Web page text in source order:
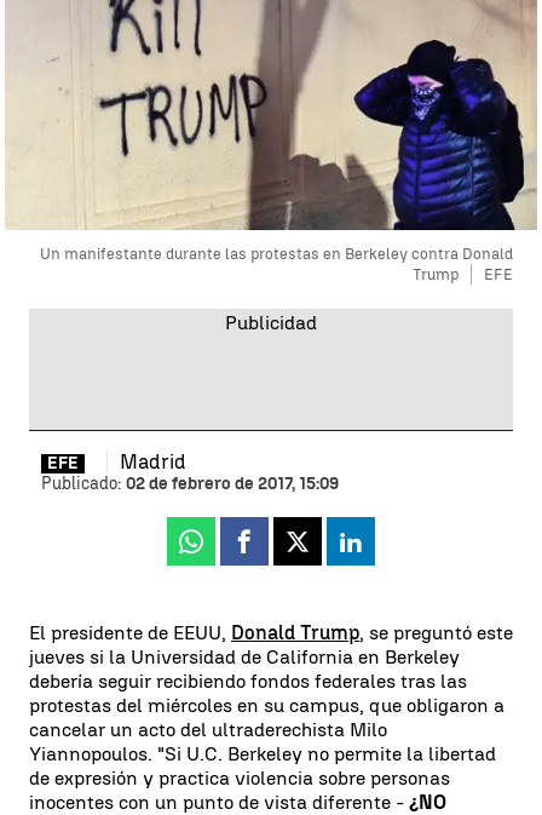
Un manifestante durante las protestas en Berkeley contra Donald
Trump
EFE
EFE Madrid
Publicado: 02 de febrero de 2017, 15:09
Whatsapp
Facebook
X Linkedin
El presidente de EEUU, Donald Trump, se preguntó este
jueves si la Universidad de California en Berkeley
debería seguir recibiendo fondos federales tras las
protestas del miércoles en su campus, que obligaron a
cancelar un acto del ultraderechista Milo
Yiannopoulos. "Si U.C. Berkeley no permite la libertad
de expresión y practica violencia sobre personas
inocentes con un punto de vista diferente - ¿NO